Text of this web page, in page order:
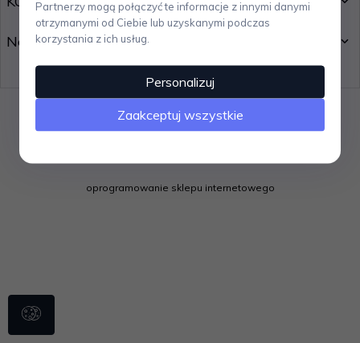
Newsletter
oprogramowanie sklepu internetowego
Partnerzy mogą połączyć te informacje z innymi danymi
otrzymanymi od Ciebie lub uzyskanymi podczas
korzystania z ich usług.
Personalizuj
Zaakceptuj wszystkie